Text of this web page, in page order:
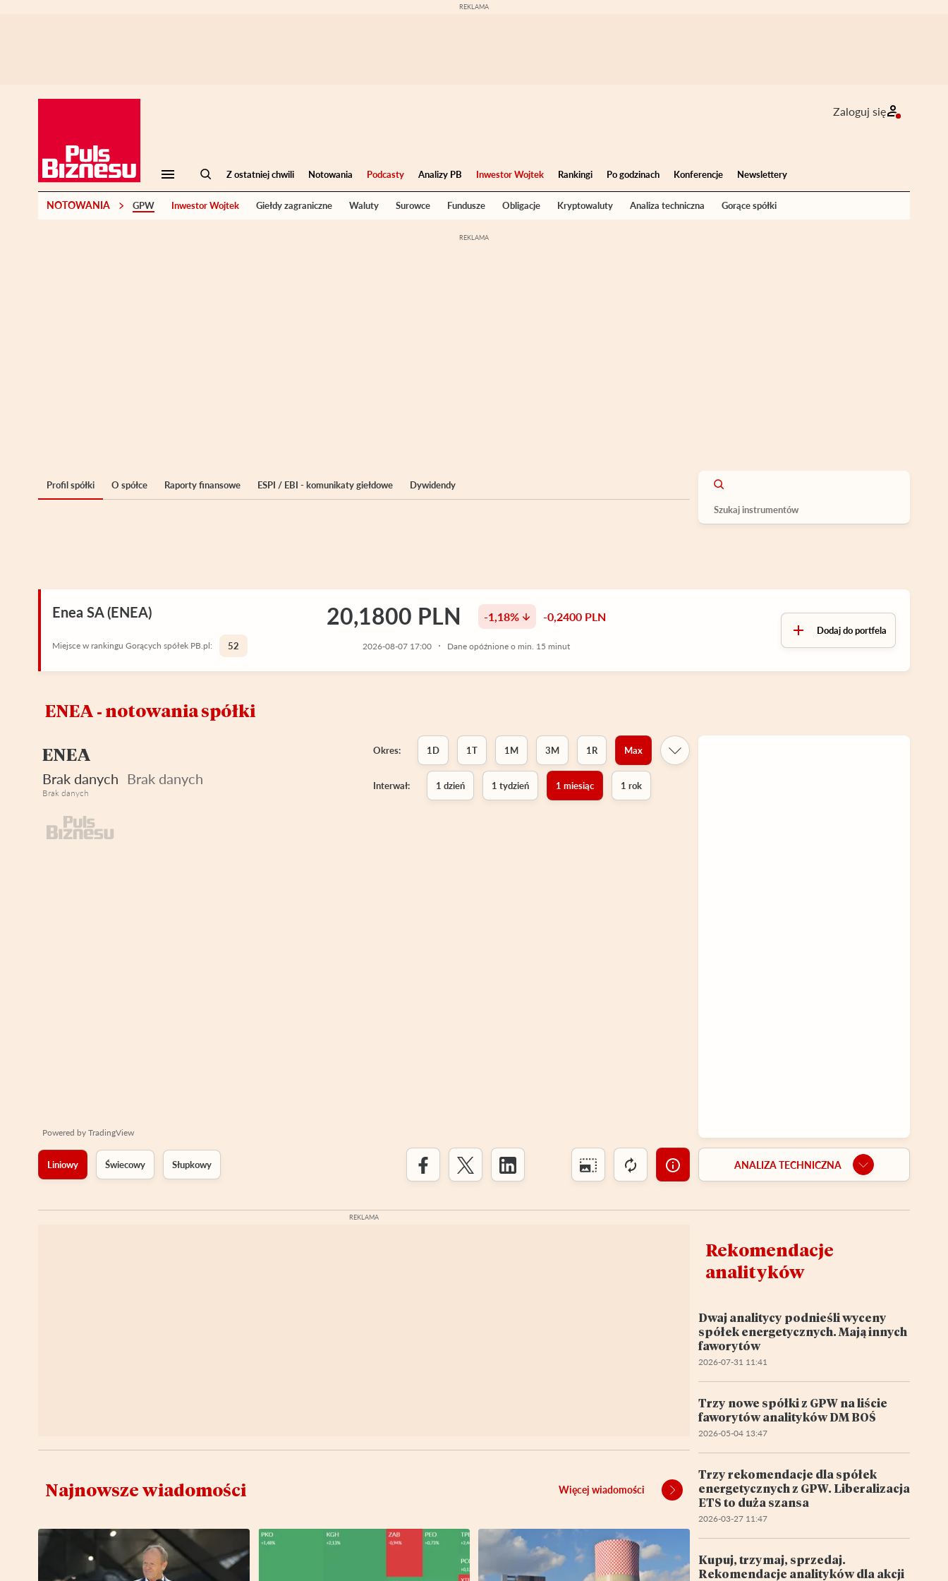
Zaloguj się
Z ostatniej chwili Notowania Podcasty Analizy PB Inwestor Wojtek Rankingi Po godzinach Konferencje Newslettery
NOTOWANIA GPW Inwestor Wojtek Giełdy zagraniczne Waluty Surowce Fundusze Obligacje Kryptowaluty Analiza techniczna Gorące spółki
Profil spółki O spółce Raporty finansowe ESPI / EBI - komunikaty giełdowe Dywidendy
Enea SA (ENEA) 20,1800 PLN -1,18% -0,2400 PLN
2026-08-07 17:00 Dane opóźnione o min. 15 minut
Dodaj do portfela
Miejsce w rankingu Gorących spółek PB.pl: 52
ENEA ‑ notowania spółki
ENEA
Brak danych Brak danych
Brak danych
Okres: 1D 1T 1M 3M 1R Max
Interwał: 1 dzień 1 tydzień 1 miesiąc 1 rok
Powered by TradingView
Liniowy Świecowy Słupkowy ANALIZA TECHNICZNA
Najnowsze wiadomości Więcej wiadomości
Rekomendacje
analityków
Dwaj analitycy podnieśli wyceny
spółek energetycznych. Mają innych
faworytów
2026-07-31 11:41
Trzy nowe spółki z GPW na liście
faworytów analityków DM BOŚ
2026-05-04 13:47
Trzy rekomendacje dla spółek
energetycznych z GPW. Liberalizacja
ETS to duża szansa
2026-03-27 11:47
Kupuj, trzymaj, sprzedaj.
Rekomendacje analityków dla akcji